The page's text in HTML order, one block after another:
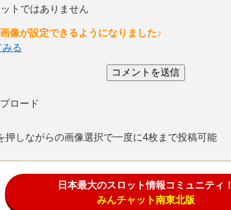
トではありません
像が設定できるようになりました♪
る
ロード
押しながらの画像選択で一度に4枚まで投稿可能
日本最大のスロット情報コミュニティ！
みんチャット南東北版